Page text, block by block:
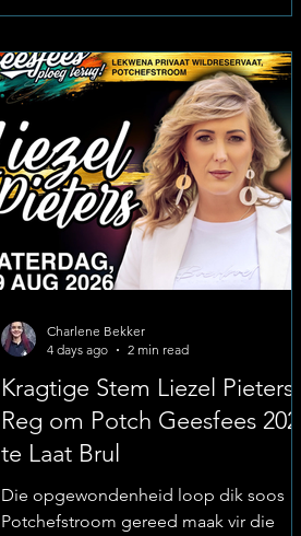
SA Onder die gevarieerde
musiekkunstenaars op die opelug-
terreinverhoog is Zimri, ’n kunstenaar
wie se eerlike lirieke en meesleurende
stemklank stelselmatig naam maak in
die plaaslike musiekbedryf. Of jy nou ’n
toegewyde aanha
Kragtige Stem Liezel Pieters
Reg om Potch Geesfees 2026
te Laat Brul
Die opgewondenheid loop dik soos
Potchefstroom gereed maak vir die
Charlene Bekker
4 days ago
2 min read